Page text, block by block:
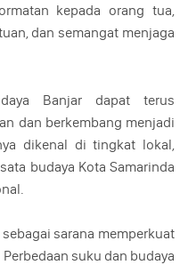
kepada orang tua,
dan semangat menjaga
Banjar dapat terus
dan berkembang menjadi
dikenal di tingkat lokal,
budaya Kota Samarinda
sarana memperkuat
suku dan budaya